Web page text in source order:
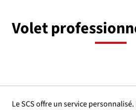
Volet
Le SCS offre un service